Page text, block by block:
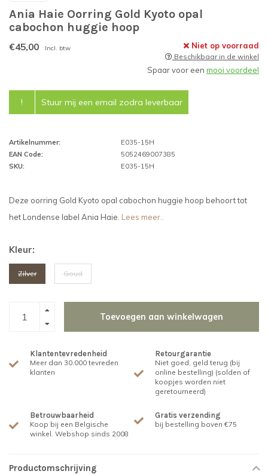
Ania Haie Oorring Gold Kyoto opal
cabochon huggie hoop
€45,00 Incl. btw Niet op voorraad
Beschikbaar in de winkel
Spaar voor een mooi voordeel
! Stuur mij een email zodra leverbaar
Artikelnummer:
E035-15H
EAN Code:
5052469007385
SKU:
E035-15H
Deze oorring Gold Kyoto opal cabochon huggie hoop behoort tot
het Londense label Ania Haie. Lees meer..
Kleur:
Zilver Goud
Toevoegen aan winkelwagen
Klantentevredenheid
Meer dan 30.000 tevreden
klanten
Retourgarantie
Niet goed, geld terug (bij
online bestelling) (solden of
koopjes worden niet
geretourneerd)
Betrouwbaarheid
Koop bij een Belgische
winkel. Webshop sinds 2008
Gratis verzending
bij bestelling boven €75
Productomschrijving